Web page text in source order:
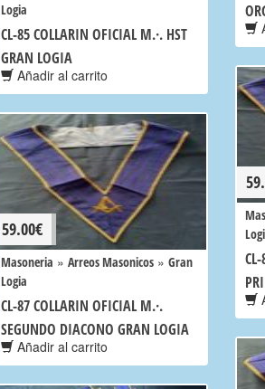
Logia
CL-85 COLLARIN OFICIAL M.·. HST
GRAN LOGIA
Añadir al carrito
59.00€
Masoneria » Arreos Masonicos » Gran
Logia
CL-87 COLLARIN OFICIAL M.·.
SEGUNDO DIACONO GRAN LOGIA
Añadir al carrito